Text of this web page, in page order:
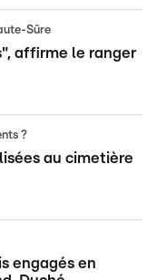
Sûre
affirme le ranger
?
au cimetière
engagés en